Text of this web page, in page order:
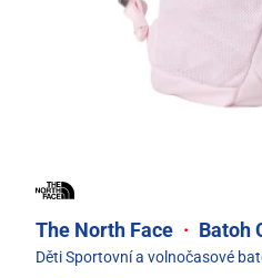
The North Face · Batoh
Děti Sportovní a volnočasové